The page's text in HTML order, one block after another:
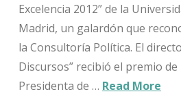
Excelencia 2012” de la
Madrid, un galardón que
la Consultoría Política. El
Discursos” recibió el premio de
Presidenta de … Read More